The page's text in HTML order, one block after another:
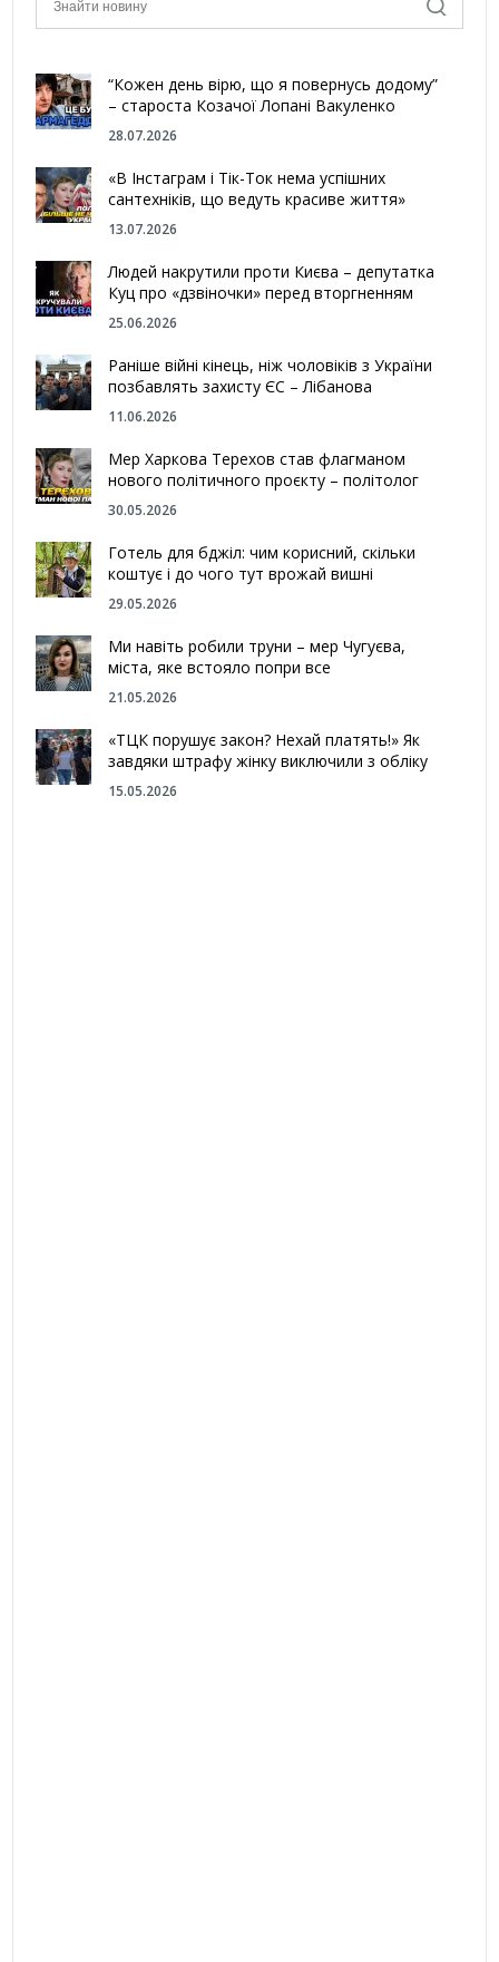
“Кожен день вірю, що я повернусь додому”
– староста Козачої Лопані Вакуленко
28.07.2026
«В Інстаграм і Тік-Ток нема успішних
сантехніків, що ведуть красиве життя»
13.07.2026
Людей накрутили проти Києва – депутатка
Куц про «дзвіночки» перед вторгненням
25.06.2026
Раніше війні кінець, ніж чоловіків з України
позбавлять захисту ЄС – Лібанова
11.06.2026
Мер Харкова Терехов став флагманом
нового політичного проєкту – політолог
30.05.2026
Готель для бджіл: чим корисний, скільки
коштує і до чого тут врожай вишні
29.05.2026
Ми навіть робили труни – мер Чугуєва,
міста, яке встояло попри все
21.05.2026
«ТЦК порушує закон? Нехай платять!» Як
завдяки штрафу жінку виключили з обліку
15.05.2026